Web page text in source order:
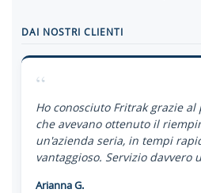
DAI NOSTRI CLIENTI
“
Ho conosciuto Fritrak grazie
che avevano ottenuto il
un'azienda seria, in tempi
vantaggioso. Servizio davvero
Arianna G.